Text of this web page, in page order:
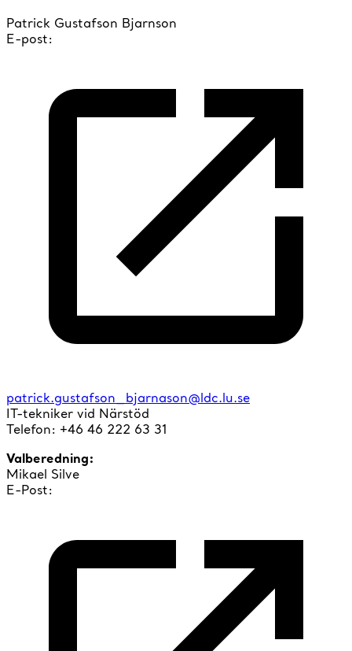
Patrick Gustafson Bjarnson
E-post:
patrick.gustafson_bjarnason@ldc.lu.se
IT-tekniker vid Närstöd
Telefon: +46 46 222 63 31
Valberedning:
Mikael Silve
E-Post: